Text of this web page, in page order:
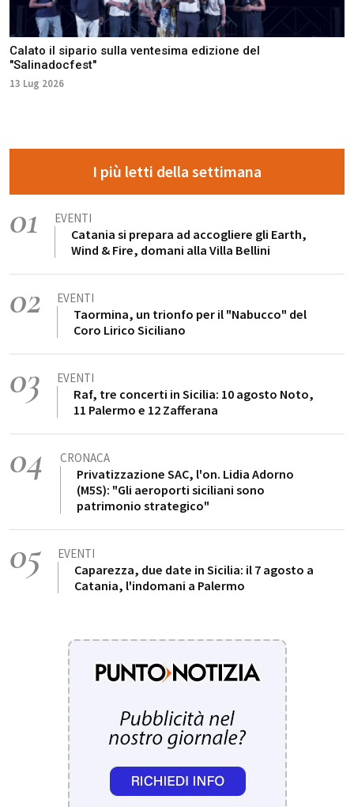
Calato il sipario sulla ventesima edizione del
"Salinadocfest"
13 Lug 2026
I più letti della settimana
01 EVENTI
Catania si prepara ad accogliere gli Earth,
Wind & Fire, domani alla Villa Bellini
02 EVENTI
Taormina, un trionfo per il "Nabucco" del
Coro Lirico Siciliano
03 EVENTI
Raf, tre concerti in Sicilia: 10 agosto Noto,
11 Palermo e 12 Zafferana
04 CRONACA
Privatizzazione SAC, l'on. Lidia Adorno
(M5S): "Gli aeroporti siciliani sono
patrimonio strategico"
05 EVENTI
Caparezza, due date in Sicilia: il 7 agosto a
Catania, l'indomani a Palermo